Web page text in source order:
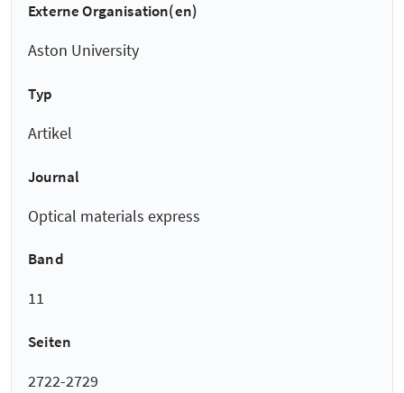
Externe Organisation(en)
Aston University
Typ
Artikel
Journal
Optical materials express
Band
11
Seiten
2722-2729